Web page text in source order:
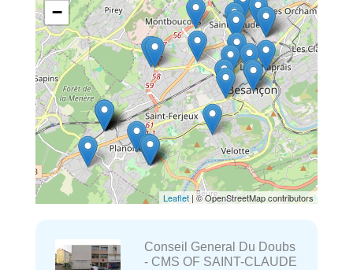
−
Leaflet| © OpenStreetMap contributors
Conseil General Du Doubs
- CMS OF SAINT-CLAUDE